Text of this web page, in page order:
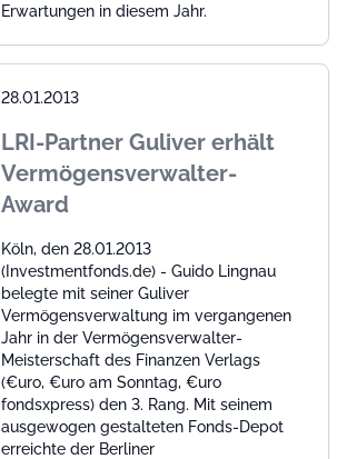
Erwartungen in diesem Jahr.
28.01.2013
LRI-Partner Guliver erhält
Vermögensverwalter-
Award
Köln, den 28.01.2013
(Investmentfonds.de) - Guido Lingnau
belegte mit seiner Guliver
Vermögensverwaltung im vergangenen
Jahr in der Vermögensverwalter-
Meisterschaft des Finanzen Verlags
(€uro, €uro am Sonntag, €uro
fondsxpress) den 3. Rang. Mit seinem
ausgewogen gestalteten Fonds-Depot
erreichte der Berliner